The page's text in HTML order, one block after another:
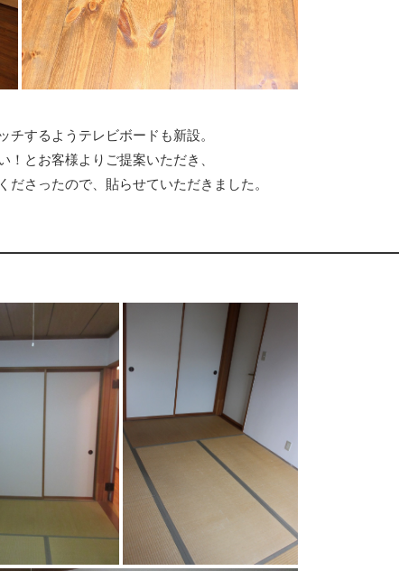
するようテレビボードも新設。
とお客様よりご提案いただき、
さったので、貼らせていただきました。